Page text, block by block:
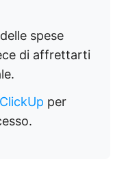
spese
di affrettarti
ClickUp per